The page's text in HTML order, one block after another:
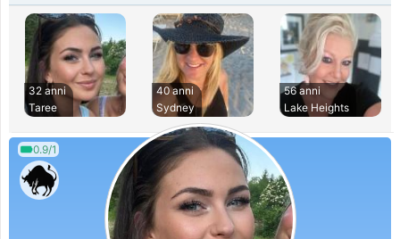
32 anni
Taree
40 anni
Sydney
56 anni
Lake Heights
0.9/1